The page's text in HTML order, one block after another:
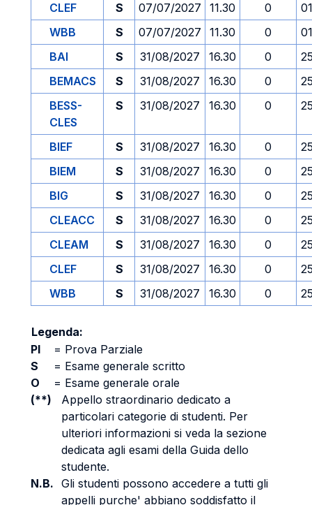
CLEF
S 07/07/2027 11.30 0
WBB
S 07/07/2027 11.30 0
BAI
S 31/08/2027 16.30 0
BEMACS
S 31/08/2027 16.30 0
BESS-
CLES
S 31/08/2027 16.30 0
BIEF S 31/08/2027 16.30 0
BIEM
S 31/08/2027 16.30 0
BIG
S 31/08/2027 16.30 0
CLEACC
S 31/08/2027 16.30 0
CLEAM
S 31/08/2027 16.30 0
CLEF
S 31/08/2027 16.30 0
WBB
S 31/08/2027 16.30 0
Legenda:
PI
= Prova Parziale
S
= Esame generale scritto
O
= Esame generale orale
(**)
Appello straordinario dedicato a
particolari categorie di studenti. Per
ulteriori informazioni si veda la sezione
dedicata agli esami della Guida dello
studente.
N.B. Gli studenti possono accedere a tutti gli
appelli purche' abbiano soddisfatto il